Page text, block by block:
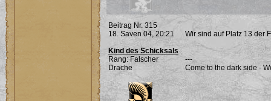
Beitrag Nr. 315
18. Saven 04, 20:21
Kind des Schicksals
Rang: Falscher
Drache
Wir sind auf Platz 13 der
---
Come to the dark side -